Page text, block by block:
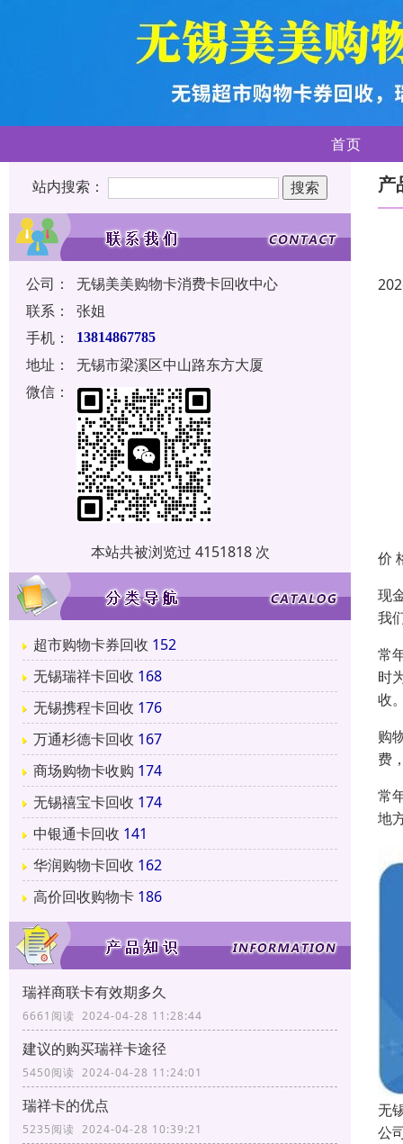
首页
站内搜索：
公司：
无锡美美购物卡消费卡回收中心
联系：
张姐
手机：
13814867785
地址：
无锡市梁溪区中山路东方大厦
微信：
本站共被浏览过 4151818 次
超市购物卡券回收 152
无锡瑞祥卡回收 168
无锡携程卡回收 176
万通杉德卡回收 167
商场购物卡收购 174
无锡禧宝卡回收 174
中银通卡回收 141
华润购物卡回收 162
高价回收购物卡 186
瑞祥商联卡有效期多久
6661阅读 2024-04-28 11:28:44
建议的购买瑞祥卡途径
5450阅读 2024-04-28 11:24:01
瑞祥卡的优点
5235阅读 2024-04-28 10:39:21
产
价
现
我
常
时
收
购
费
常
地
无
公